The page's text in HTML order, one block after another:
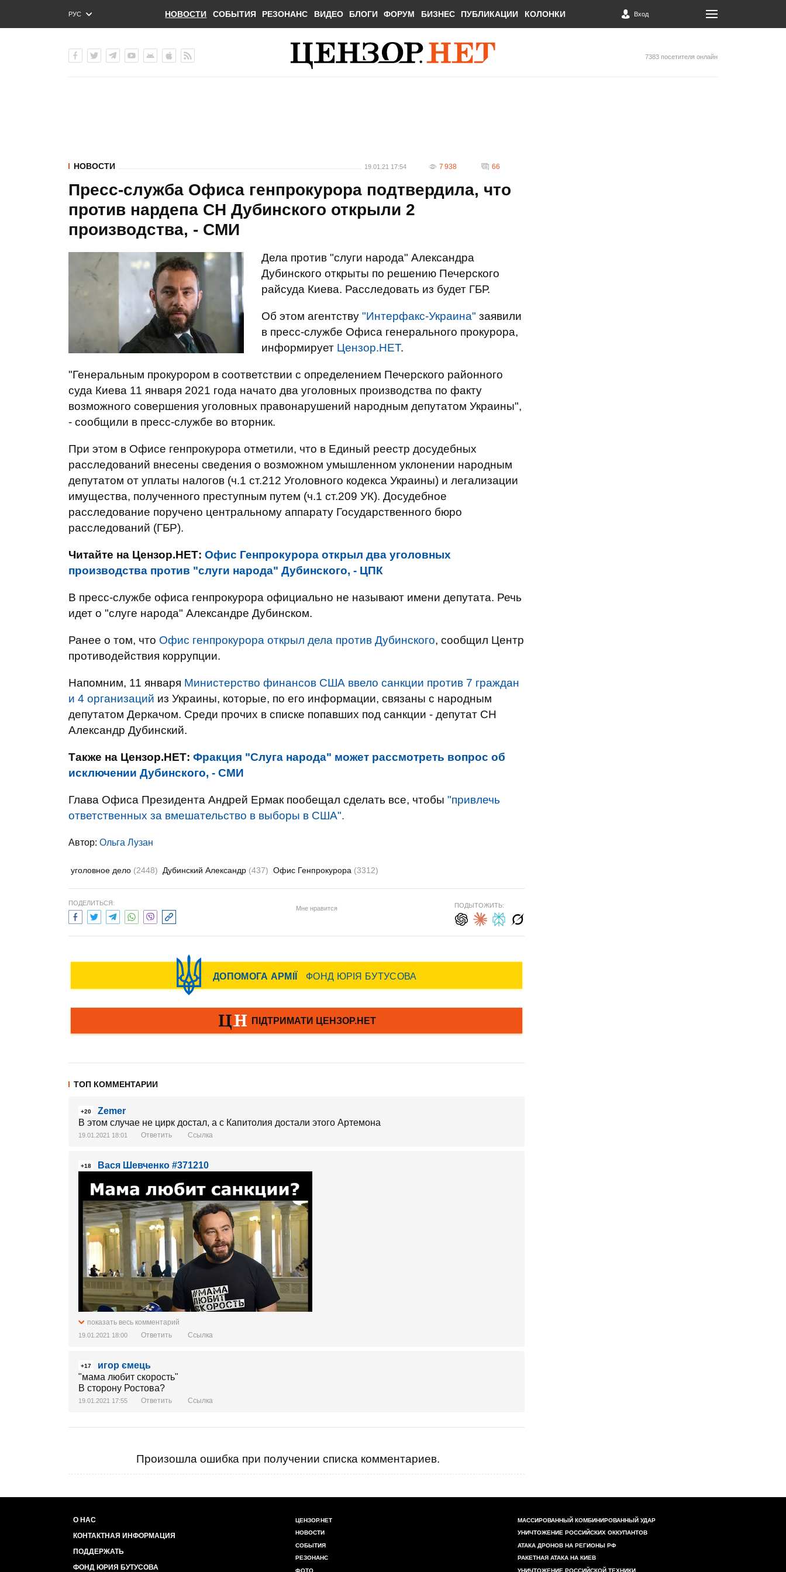
РУС
ENG
НОВОСТИ СОБЫТИЯ РЕЗОНАНС ВИДЕО БЛОГИ ФОРУМ БИЗНЕС ПУБЛИКАЦИИ КОЛОНКИ Вход
7383 посетителя онлайн
НОВОСТИ 19.01.21 17:54 7 938 66
Пресс-служба Офиса генпрокурора подтвердила, что
против нардепа СН Дубинского открыли 2
производства, - СМИ
Дела против "слуги народа" Александра
Дубинского открыты по решению Печерского
райсуда Киева. Расследовать из будет ГБР.
Об этом агентству "Интерфакс-Украина" заявили
в пресс-службе Офиса генерального прокурора,
информирует Цензор.НЕТ.
"Генеральным прокурором в соответствии с определением Печерского районного
суда Киева 11 января 2021 года начато два уголовных производства по факту
возможного совершения уголовных правонарушений народным депутатом Украины",
- сообщили в пресс-службе во вторник.
При этом в Офисе генпрокурора отметили, что в Единый реестр досудебных
расследований внесены сведения о возможном умышленном уклонении народным
депутатом от уплаты налогов (ч.1 ст.212 Уголовного кодекса Украины) и легализации
имущества, полученного преступным путем (ч.1 ст.209 УК). Досудебное
расследование поручено центральному аппарату Государственного бюро
расследований (ГБР).
Читайте на Цензор.НЕТ: Офис Генпрокурора открыл два уголовных
производства против "слуги народа" Дубинского, - ЦПК
В пресс-службе офиса генпрокурора официально не называют имени депутата. Речь
идет о "слуге народа" Александре Дубинском.
Ранее о том, что Офис генпрокурора открыл дела против Дубинского, сообщил Центр
противодействия коррупции.
Напомним, 11 января Министерство финансов США ввело санкции против 7 граждан
и 4 организаций из Украины, которые, по его информации, связаны с народным
депутатом Деркачом. Среди прочих в списке попавших под санкции - депутат СН
Александр Дубинский.
Также на Цензор.НЕТ: Фракция "Слуга народа" может рассмотреть вопрос об
исключении Дубинского, - СМИ
Глава Офиса Президента Андрей Ермак пообещал сделать все, чтобы "привлечь
ответственных за вмешательство в выборы в США".
Автор: Ольга Лузан
уголовное дело (2448) Дубинский Александр (437) Офис Генпрокурора (3312)
ПОДЕЛИТЬСЯ:
Мне нравится ПОДЫТОЖИТЬ:
ТОП КОММЕНТАРИИ
+20
Zemer
В этом случае не цирк достал, а с Капитолия достали этого Артемона
19.01.2021 18:01 Ответить Ссылка
+18 Вася Шевченко #371210
...
показать весь комментарий
19.01.2021 18:00 Ответить Ссылка
+17
игор ємець
"мама любит скорость"
В сторону Ростова?
19.01.2021 17:55 Ответить Ссылка
Произошла ошибка при получении списка комментариев.
О НАС
КОНТАКТНАЯ ИНФОРМАЦИЯ
ПОДДЕРЖАТЬ
ФОНД ЮРИЯ БУТУСОВА
ЦЕНЗОР.НЕТ
НОВОСТИ
СОБЫТИЯ
РЕЗОНАНС
ФОТО
МАССИРОВАННЫЙ КОМБИНИРОВАННЫЙ УДАР
УНИЧТОЖЕНИЕ РОССИЙСКИХ ОККУПАНТОВ
АТАКА ДРОНОВ НА РЕГИОНЫ РФ
РАКЕТНАЯ АТАКА НА КИЕВ
УНИЧТОЖЕНИЕ РОССИЙСКОЙ ТЕХНИКИ